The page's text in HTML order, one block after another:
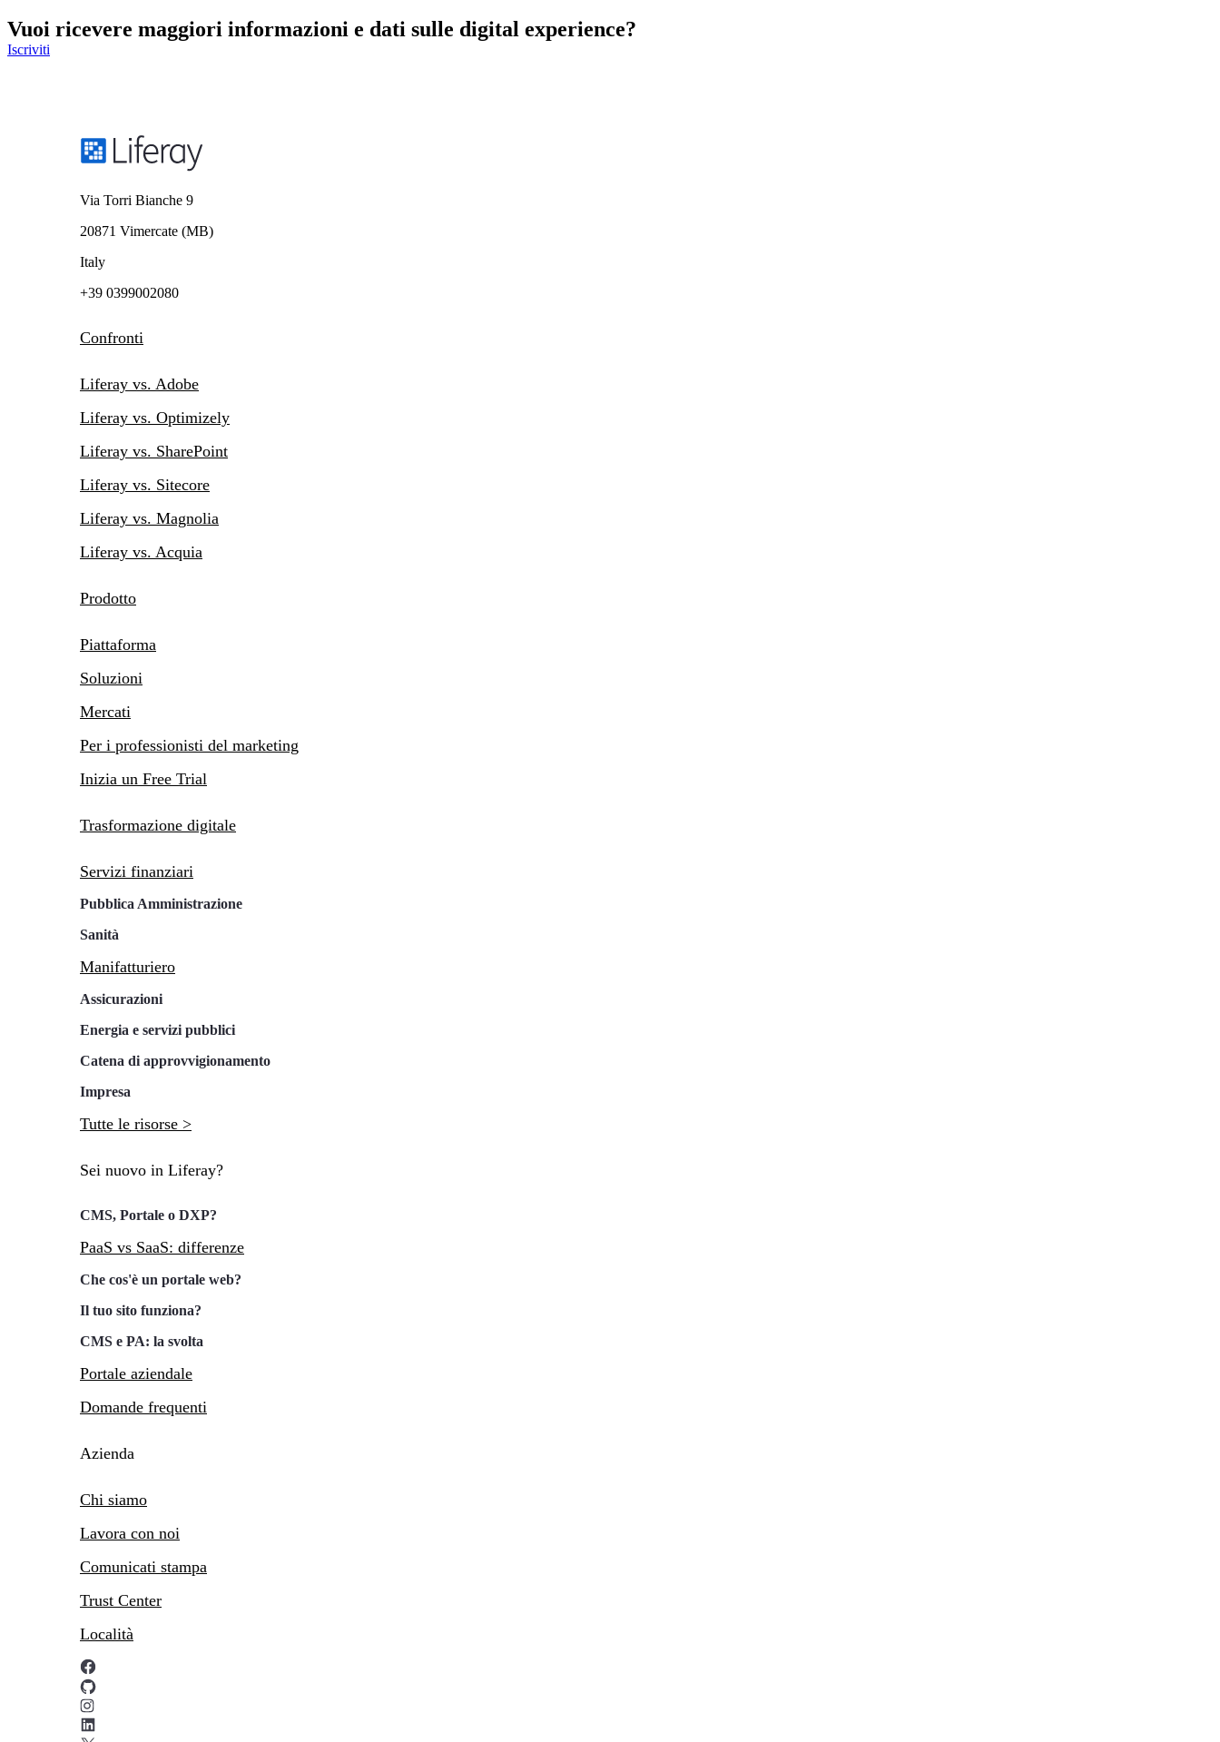
Vuoi ricevere maggiori informazioni e dati sulle digital experience?
Iscriviti
Via Torri Bianche 9
20871 Vimercate (MB)
Italy
+39 0399002080
Confronti
Liferay vs. Adobe
Liferay vs. Optimizely
Liferay vs. SharePoint
Liferay vs. Sitecore
Liferay vs. Magnolia
Liferay vs. Acquia
Prodotto
Piattaforma
Soluzioni
Mercati
Per i professionisti del marketing
Inizia un Free Trial
Trasformazione digitale
Servizi finanziari
Pubblica Amministrazione
Sanità
Manifatturiero
Assicurazioni
Energia e servizi pubblici
Catena di approvvigionamento
Impresa
Tutte le risorse >
Sei nuovo in Liferay?
CMS, Portale o DXP?
PaaS vs SaaS: differenze
Che cos'è un portale web?
Il tuo sito funziona?
CMS e PA: la svolta
Portale aziendale
Domande frequenti
Azienda
Chi siamo
Lavora con noi
Comunicati stampa
Trust Center
Località